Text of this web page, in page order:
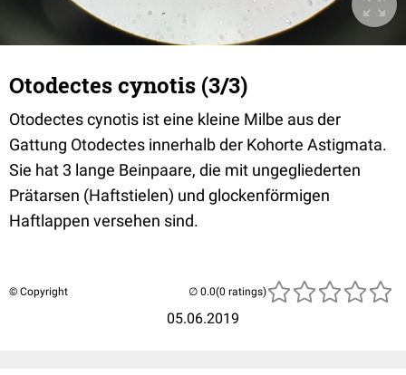
Otodectes cynotis (3/3)
Otodectes cynotis ist eine kleine Milbe aus der
Gattung Otodectes innerhalb der Kohorte Astigmata.
Sie hat 3 lange Beinpaare, die mit ungegliederten
Prätarsen (Haftstielen) und glockenförmigen
Haftlappen versehen sind.
© Copyright
05.06.2019
(0 ratings)